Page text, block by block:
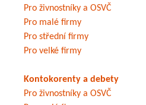
Pro živnostníky a OSVČ
Pro malé firmy
Pro střední firmy
Pro velké firmy
Kontokorenty a debety
Pro živnostníky a OSVČ